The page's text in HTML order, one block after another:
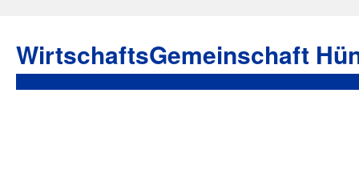
WirtschaftsGemeinschaft